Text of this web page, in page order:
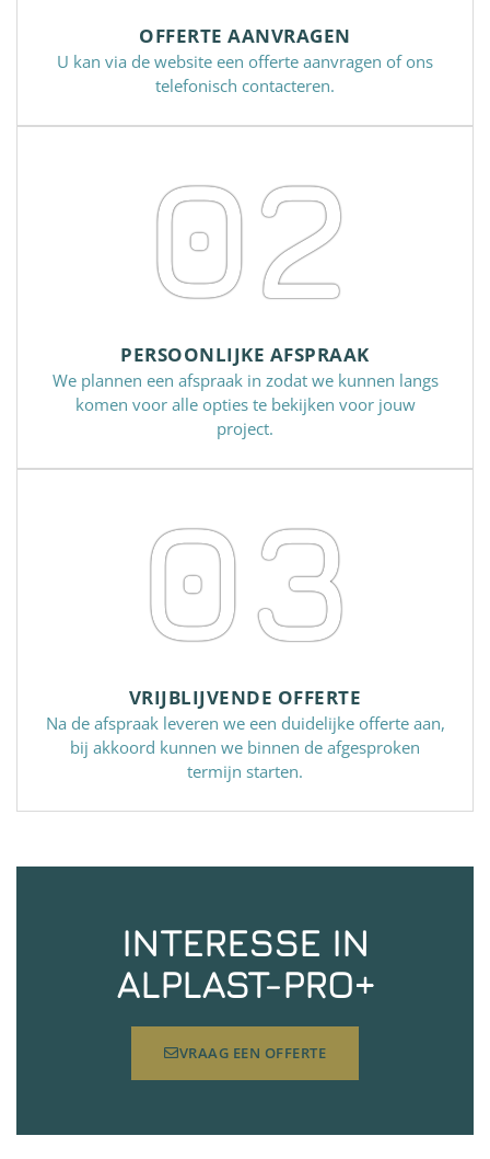
OFFERTE AANVRAGEN
U kan via de website een offerte aanvragen of ons
telefonisch contacteren.
02
PERSOONLIJKE AFSPRAAK
We plannen een afspraak in zodat we kunnen langs
komen voor alle opties te bekijken voor jouw
project.
03
VRIJBLIJVENDE OFFERTE
Na de afspraak leveren we een duidelijke offerte aan,
bij akkoord kunnen we binnen de afgesproken
termijn starten.
INTERESSE IN
ALPLAST-PRO+
VRAAG EEN OFFERTE